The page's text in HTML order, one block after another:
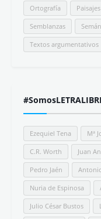
Ortografía Paisajes
Semblanzas
Textos argumentativos
Ezequiel Tena Mª
C.R. Worth Juan
Pedro Jaén
Nuria de Espinosa
Julio César Bustos